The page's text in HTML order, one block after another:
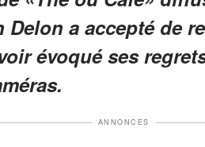
a accepté de
évoqué ses
ANNONCES